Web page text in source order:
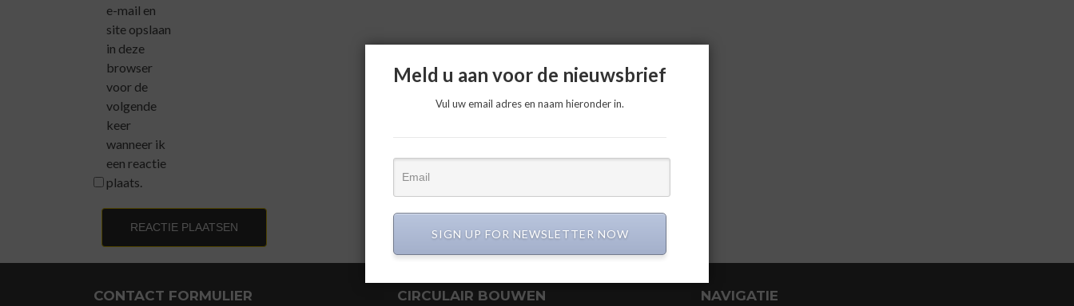
e-mail en
site opslaan
in deze
browser
voor de
volgende
keer
wanneer ik
een reactie
plaats.
CONTACT FORMULIER CIRCULAIR BOUWEN NAVIGATIE
Meld u aan voor de nieuwsbrief
Vul uw email adres en naam hieronder in.
SIGN UP FOR NEWSLETTER NOW